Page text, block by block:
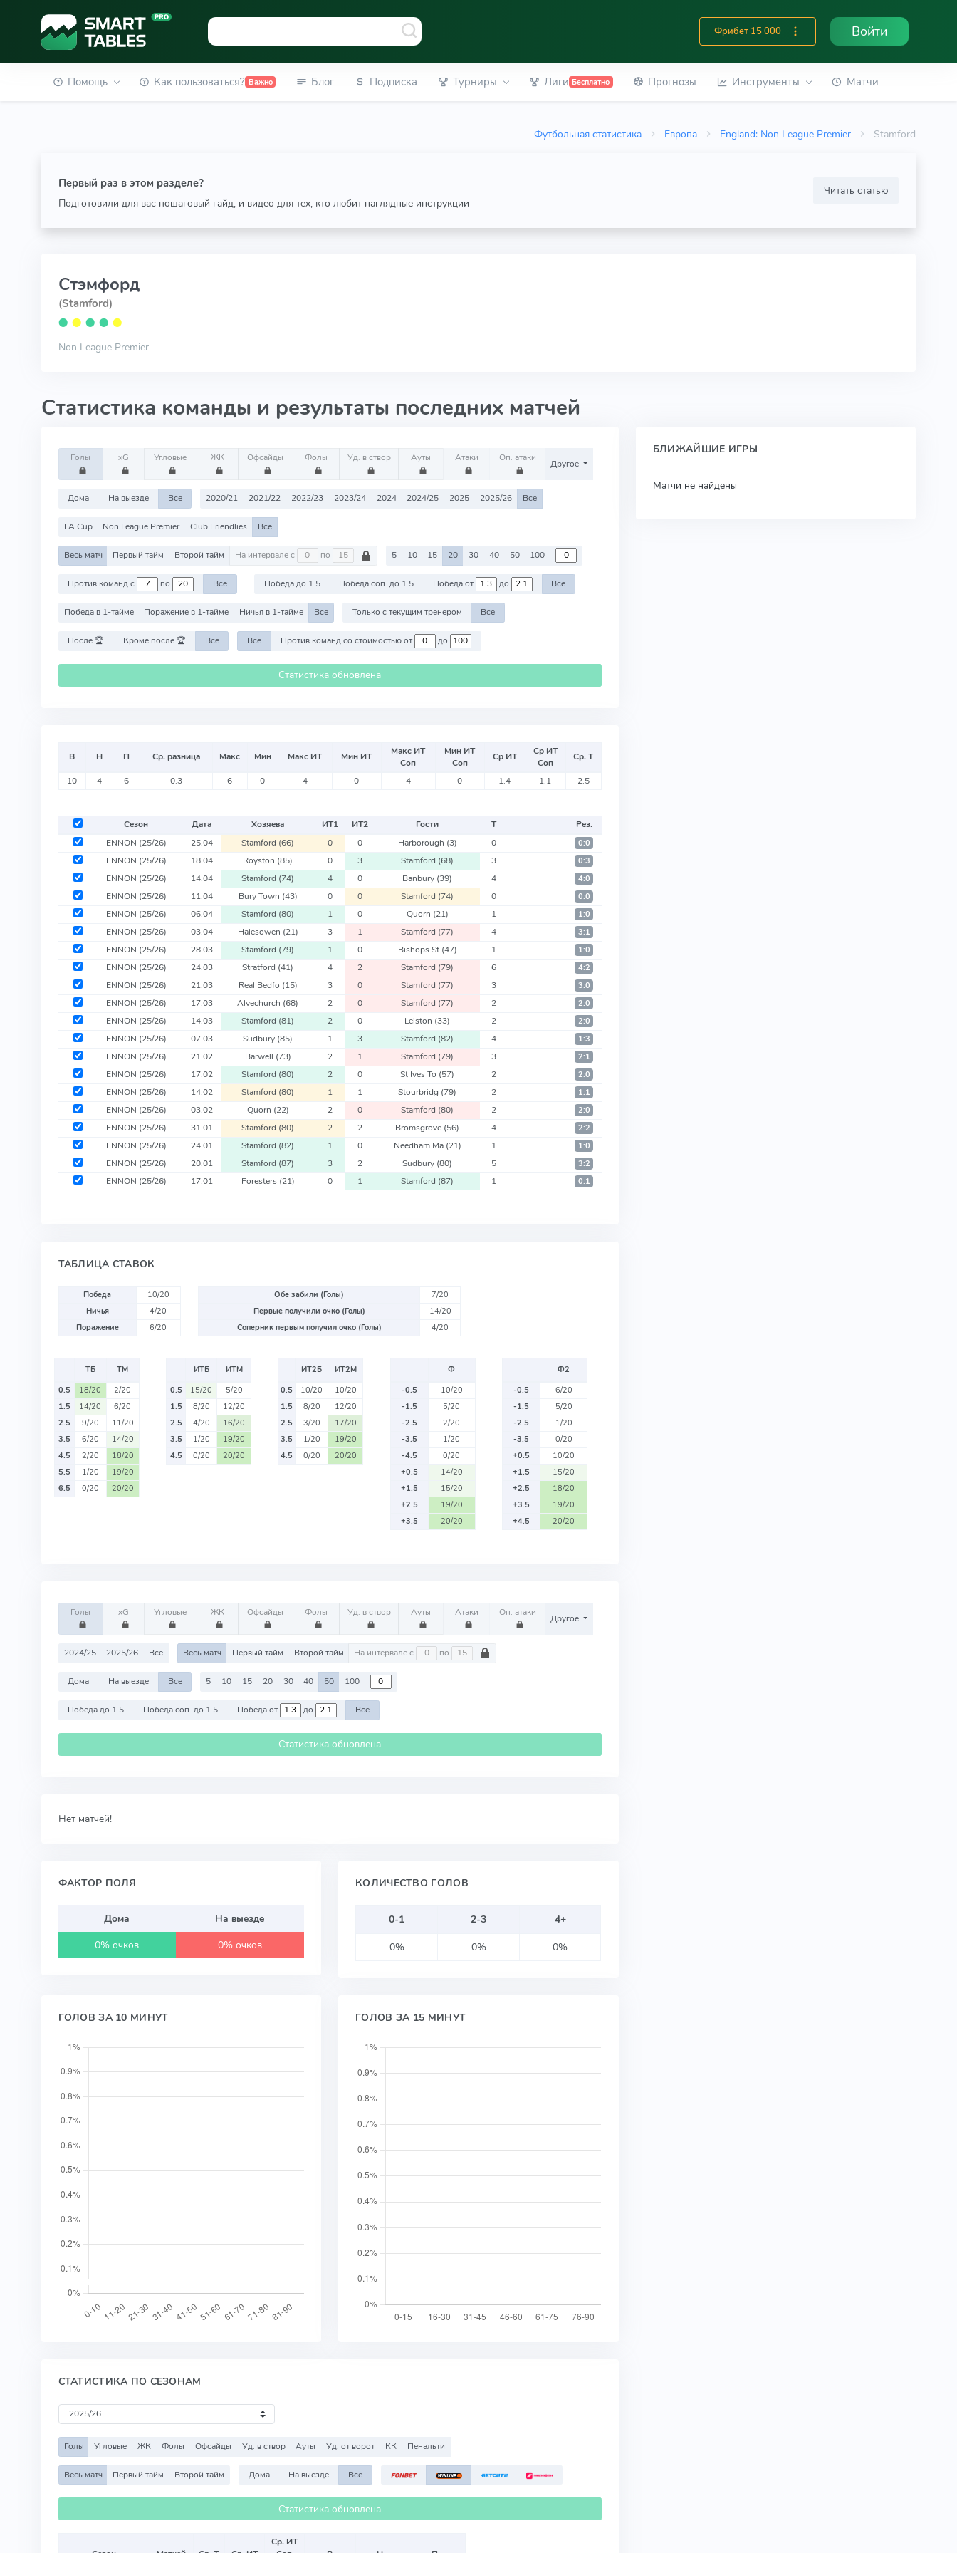
Фрибет 15 000 Войти
Помощь Как пользоваться? Важно Блог Подписка Турниры Лиги Бесплатно Прогнозы Инструменты Матчи
Футбольная статистика Европа England: Non League Premier Stamford
Первый раз в этом разделе?
Подготовили для вас пошаговый гайд, и видео для тех, кто любит наглядные инструкции
Читать статью
Стэмфорд
(Stamford)
⬤ ⬤ ⬤ ⬤ ⬤
Non League Premier
Статистика команды и результаты последних матчей
Голы xG Угловые ЖК Офсайды Фолы Уд. в створ Ауты Атаки Оп. атаки
Другое
Дома На выезде Все 2020/21 2021/22 2022/23 2023/24 2024 2024/25 2025 2025/26 Все
FA Cup Non League Premier Club Friendlies Все
Весь матч Первый тайм Второй тайм На интервале с по 5 10 15 20 30 40 50 100
Против команд с по Все Победа до 1.5 Победа соп. до 1.5 Победа от до Все
Победа в 1-тайме Поражение в 1-тайме Ничья в 1-тайме Все Только с текущим тренером Все
После 🏆 Кроме после 🏆 Все Все Против команд со стоимостью от до
Статистика обновлена
В Н П Ср. разница Макс Мин Макс ИТ Мин ИТ
Макс ИТ
Соп
Мин ИТ
Соп
Ср ИТ
Ср ИТ
Соп
Ср. Т
10 4 6 0.3 6 0 4 0 4 0 1.4 1.1 2.5
Сезон Дата Хозяева ИТ1 ИТ2 Гости Т
Рез.
ENNON (25/26) 25.04 Stamford (66) 0 0 Harborough (3) 0 0:0
ENNON (25/26) 18.04 Royston (85) 0 3 Stamford (68) 3 0:3
ENNON (25/26) 14.04 Stamford (74) 4 0 Banbury (39) 4 4:0
ENNON (25/26) 11.04 Bury Town (43) 0 0 Stamford (74) 0 0:0
ENNON (25/26) 06.04 Stamford (80) 1 0 Quorn (21) 1 1:0
ENNON (25/26) 03.04 Halesowen (21) 3 1 Stamford (77) 4 3:1
ENNON (25/26) 28.03 Stamford (79) 1 0 Bishops St (47) 1 1:0
ENNON (25/26) 24.03 Stratford (41) 4 2 Stamford (79) 6 4:2
ENNON (25/26) 21.03 Real Bedfo (15) 3 0 Stamford (77) 3 3:0
ENNON (25/26) 17.03 Alvechurch (68) 2 0 Stamford (77) 2 2:0
ENNON (25/26) 14.03 Stamford (81) 2 0 Leiston (33) 2 2:0
ENNON (25/26) 07.03 Sudbury (85) 1 3 Stamford (82) 4 1:3
ENNON (25/26) 21.02 Barwell (73) 2 1 Stamford (79) 3 2:1
ENNON (25/26) 17.02 Stamford (80) 2 0 St Ives To (57) 2 2:0
ENNON (25/26) 14.02 Stamford (80) 1 1 Stourbridg (79) 2 1:1
ENNON (25/26) 03.02 Quorn (22) 2 0 Stamford (80) 2 2:0
ENNON (25/26) 31.01 Stamford (80) 2 2 Bromsgrove (56) 4 2:2
ENNON (25/26) 24.01 Stamford (82) 1 0 Needham Ma (21) 1 1:0
ENNON (25/26) 20.01 Stamford (87) 3 2 Sudbury (80) 5 3:2
ENNON (25/26) 17.01 Foresters (21) 0 1 Stamford (87) 1 0:1
ТАБЛИЦА СТАВОК
Победа
10/20
Ничья
4/20
Поражение
6/20
Обе забили (Голы)
7/20
Первые получили очко (Голы)
14/20
Соперник первым получил очко (Голы)
4/20
ТБ
ТМ
0.5
18/20
2/20
1.5
14/20
6/20
2.5
9/20
11/20
3.5
6/20
14/20
4.5
2/20
18/20
5.5
1/20
19/20
6.5
0/20 20/20
ИТБ
ИТМ
0.5
15/20
5/20
1.5
8/20
12/20
2.5
4/20
16/20
3.5
1/20
19/20
4.5
0/20 20/20
ИТ2Б
ИТ2М
0.5
10/20
10/20
1.5
8/20
12/20
2.5
3/20
17/20
3.5
1/20
19/20
4.5
0/20 20/20
Ф
-0.5
10/20
-1.5
5/20
-2.5
2/20
-3.5
1/20
-4.5
0/20
+0.5
14/20
+1.5
15/20
+2.5
19/20
+3.5
20/20
Ф2
-0.5
6/20
-1.5
5/20
-2.5
1/20
-3.5
0/20
+0.5
10/20
+1.5
15/20
+2.5
18/20
+3.5
19/20
+4.5
20/20
Голы xG Угловые ЖК Офсайды Фолы Уд. в створ Ауты Атаки Оп. атаки
Другое
2024/25 2025/26 Все Весь матч Первый тайм Второй тайм На интервале с по
Дома На выезде Все 5 10 15 20 30 40 50 100
Победа до 1.5 Победа соп. до 1.5 Победа от до Все
Статистика обновлена
Нет матчей!
ФАКТОР ПОЛЯ
Дома
На выезде
0% очков
0% очков
КОЛИЧЕСТВО ГОЛОВ
0-1 2-3
4+
0%
0% 0%
ГОЛОВ ЗА 10 МИНУТ ГОЛОВ ЗА 15 МИНУТ
СТАТИСТИКА ПО СЕЗОНАМ
Голы Угловые ЖК Фолы Офсайды Уд. в створ Ауты Уд. от ворот КК Пенальти
Весь матч Первый тайм Второй тайм Дома На выезде Все
Статистика обновлена
Ср. ИТ
БЛИЖАЙШИЕ ИГРЫ
Матчи не найдены